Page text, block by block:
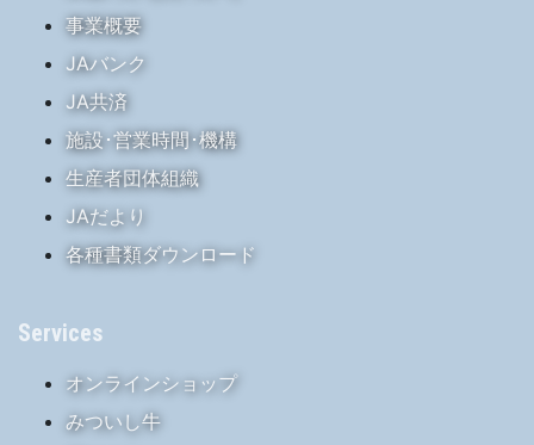
事業概要
JAバンク
JA共済
施設･営業時間･機構
生産者団体組織
JAだより
各種書類ダウンロード
Services
オンラインショップ
みついし牛